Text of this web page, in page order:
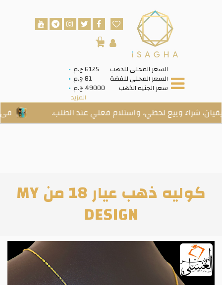
السعر المحلى للذهب 6125 ج.م
السعر المحلى للفضة 81 ج.م
سعر الجنيه الذهب 49000 ج.م
المزيد
0
فى وبيع لحظي، واستلام فعلي عند الطلب.
كوليه ذهب عيار 18 من MY
DESIGN